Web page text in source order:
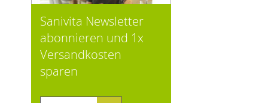
Sanivita Newsletter
abonnieren und 1x
Versandkosten
sparen